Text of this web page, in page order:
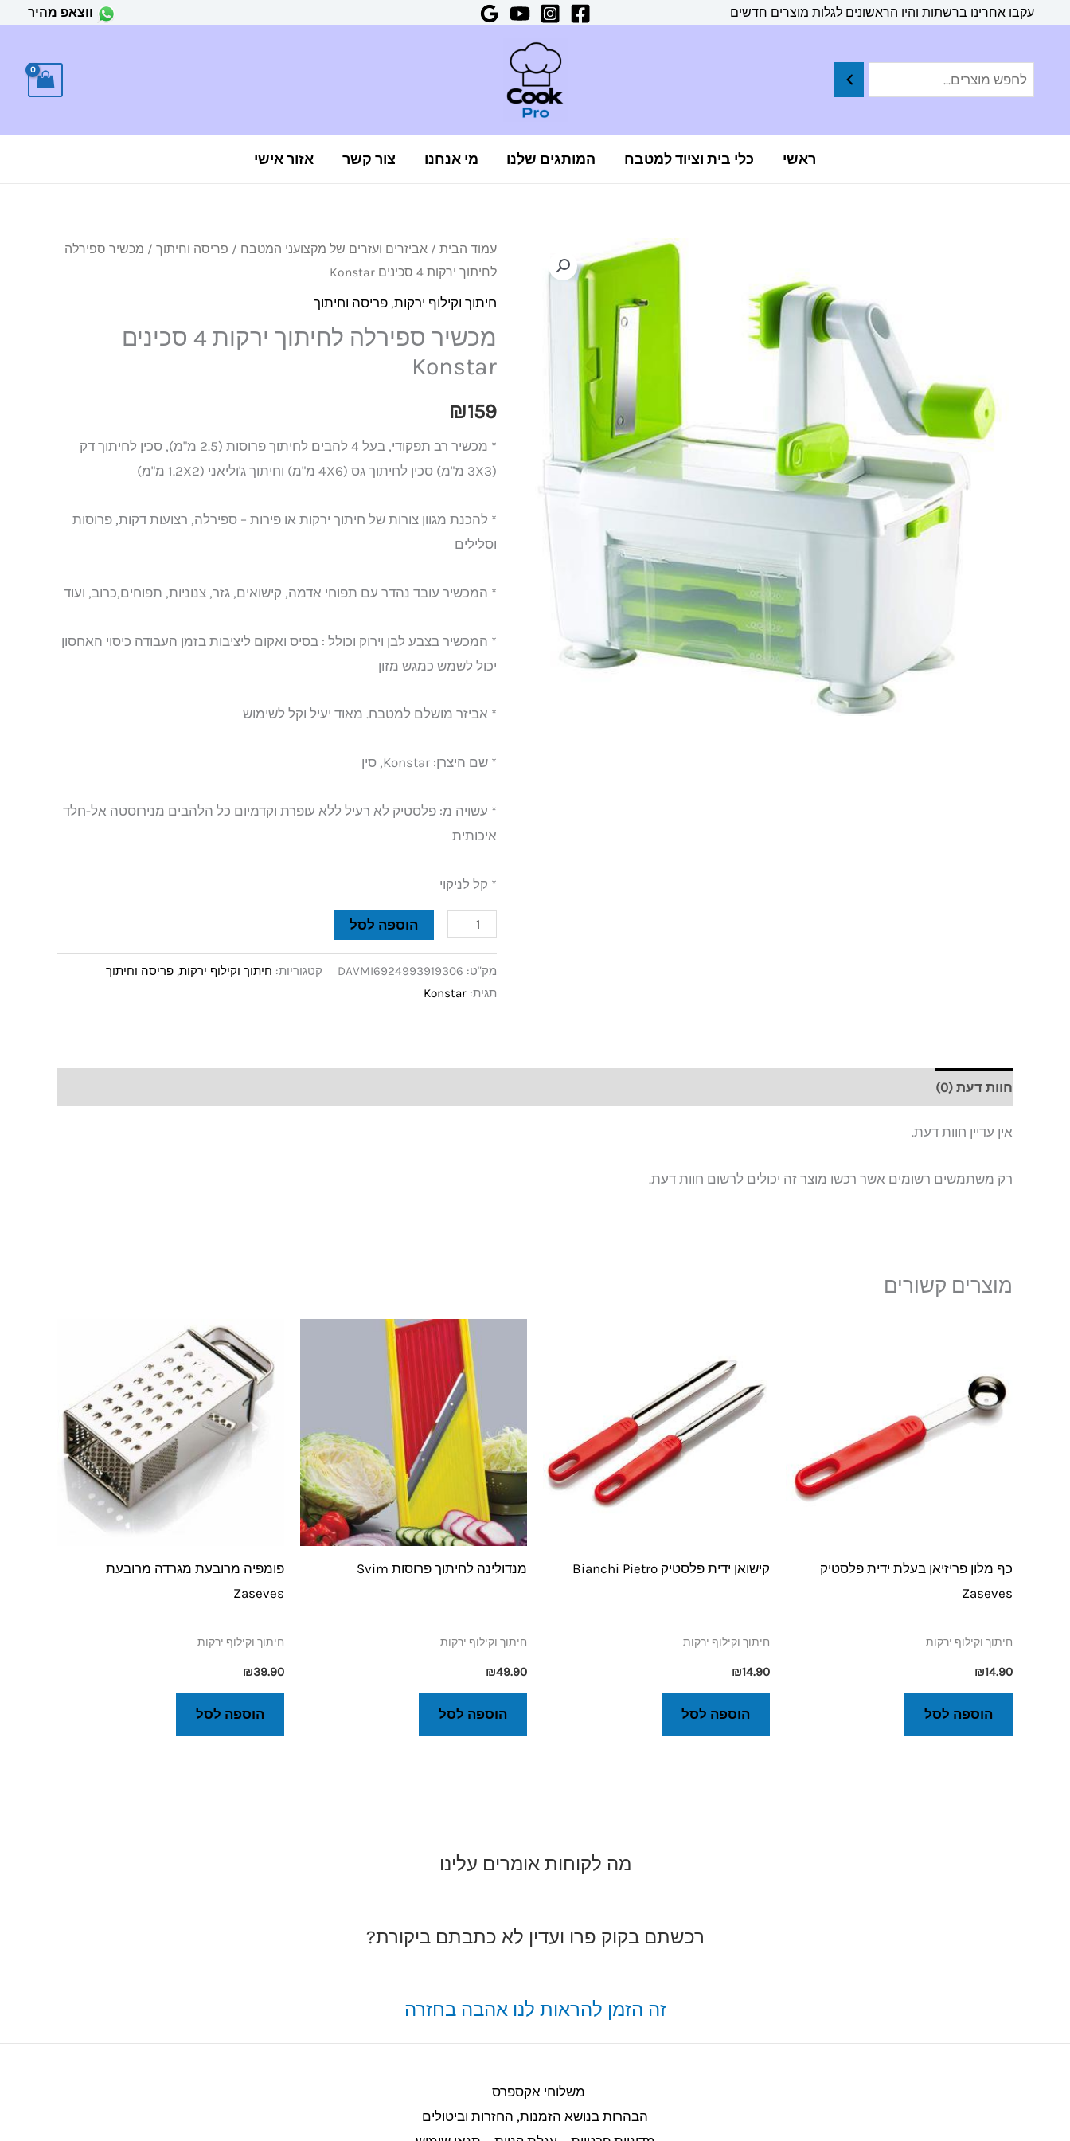
עקבו אחרינו ברשתות והיו הראשונים לגלות מוצרים חדשים ווצאפ מהיר
ראשי כלי בית וציוד למטבח המותגים שלנו מי אנחנו צור קשר אזור אישי
עמוד הבית / אביזרים ועזרים של מקצועני המטבח / פריסה וחיתוך / מכשיר ספירלה
לחיתוך ירקות 4 סכינים Konstar
חיתוך וקילוף ירקות, פריסה וחיתוך
מכשיר ספירלה לחיתוך ירקות 4 סכינים
Konstar
₪159
* מכשיר רב תפקודי, בעל 4 להבים לחיתוך פרוסות (2.5 מ"מ), סכין לחיתוך דק
(3X3 מ"מ) סכין לחיתוך גס (4X6 מ"מ) וחיתוך ג'וליאני (1.2X2 מ"מ)
* להכנת מגוון צורות של חיתוך ירקות או פירות – ספירלה, רצועות דקות, פרוסות
וסלילים
* המכשיר עובד נהדר עם תפוחי אדמה, קישואים, גזר, צנוניות, תפוחים,כרוב, ועוד
* המכשיר בצבע לבן וירוק וכולל : בסיס ואקום ליציבות בזמן העבודה כיסוי האחסון
יכול לשמש כמגש מזון
* אביזר מושלם למטבח. מאוד יעיל וקל לשימוש
* שם היצרן: Konstar, סין
* עשויה מ: פלסטיק לא רעיל ללא עופרת וקדמיום כל הלהבים מנירוסטה אל-חלד
איכותית
* קל לניקוי
כמות
של
מכשיר
לחיתוך
ירקות
סכינים
Konstar
הוספה לסל
מק"ט: DAVMI6924993919306 קטגוריות: חיתוך וקילוף ירקות, פריסה וחיתוך
תגית: Konstar
חוות דעת (0)
אין עדיין חוות דעת.
רק משתמשים רשומים אשר רכשו מוצר זה יכולים לרשום חוות דעת.
מוצרים קשורים
כף מלון פריזיאן בעלת ידית פלסטיק
Zaseves
חיתוך וקילוף ירקות
₪14.90
הוספה לסל
קישואן ידית פלסטיק Bianchi Pietro
חיתוך וקילוף ירקות
₪14.90
הוספה לסל
מנדולינה לחיתוך פרוסות Svim
חיתוך וקילוף ירקות
₪49.90
הוספה לסל
פומפיה מרובעת מגרדה מרובעת
Zaseves
חיתוך וקילוף ירקות
₪39.90
הוספה לסל
מה לקוחות אומרים עלינו
רכשתם בקוק פרו ועדין לא כתבתם ביקורת?
זה הזמן להראות לנו אהבה בחזרה
משלוחי אקספרס
הבהרות בנושא הזמנות, החזרות וביטולים​